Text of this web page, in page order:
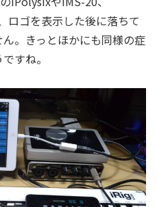
ロゴを表示した後に落ちて
。きっとほかにも同様の症
すね。